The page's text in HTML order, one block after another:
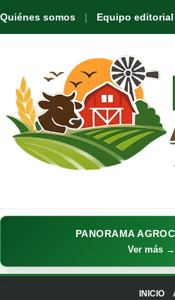
Quiénes somos Equipo editorial
PANORAMA
Ver más →
INICIO